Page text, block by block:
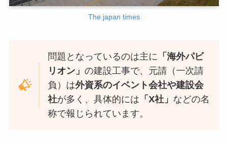
The japan times
問題となっているのは主に 「海外パビ
リオン」の建設工事で、元請（一次請
負）は外資系のイベント会社や建設会
社が多く、具体的には 「X社」 などの名
称で報じられています。